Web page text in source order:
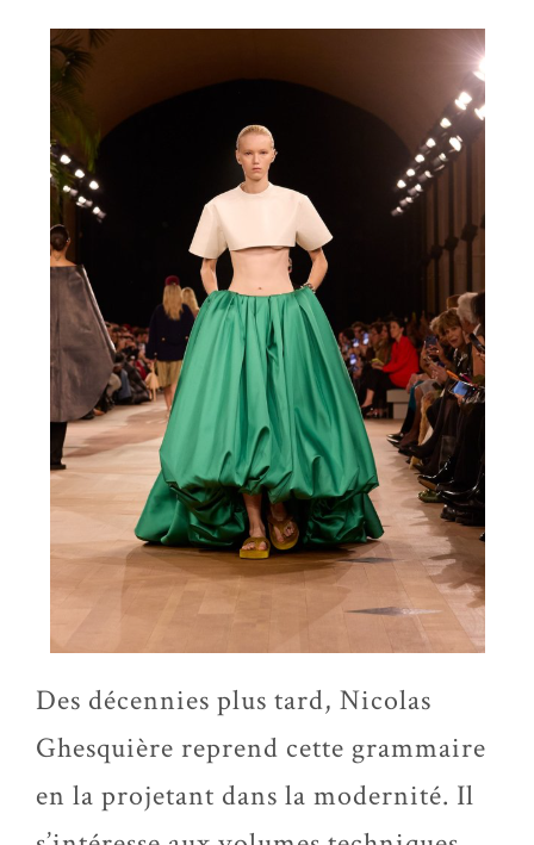
Des décennies plus tard, Nicolas
Ghesquière reprend cette grammaire
en la projetant dans la modernité. Il